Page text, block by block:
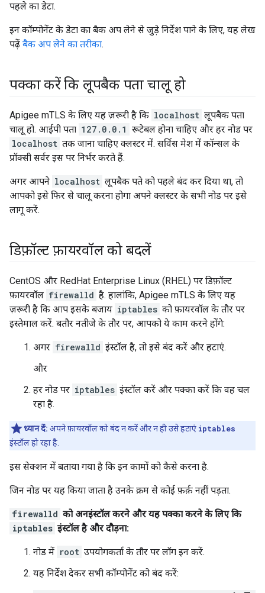
पहले का डेटा.
इन कॉम्पोनेंट के डेटा का बैक अप लेने से जुड़े निर्देश पाने के लिए, यह लेख
पढ़ें बैक अप लेने का तरीका.
पक्का करें कि लूपबैक पता चालू हो
Apigee mTLS के लिए यह ज़रूरी है कि localhost लूपबैक पता
चालू हो. आईपी पता 127.0.0.1 रूटेबल होना चाहिए और हर नोड पर
localhost तक जाना चाहिए क्लस्टर में. सर्विस मेश में कॉन्सल के
प्रॉक्सी सर्वर इस पर निर्भर करते हैं.
अगर आपने localhost लूपबैक पते को पहले बंद कर दिया था, तो
आपको इसे फिर से चालू करना होगा अपने क्लस्टर के सभी नोड पर इसे
लागू करें.
डिफ़ॉल्ट फ़ायरवॉल को बदलें
CentOS और RedHat Enterprise Linux (RHEL) पर डिफ़ॉल्ट
फ़ायरवॉल firewalld है. हालांकि, Apigee mTLS के लिए यह
ज़रूरी है कि आप इसके बजाय iptables को फ़ायरवॉल के तौर पर
इस्तेमाल करें. बतौर नतीजे के तौर पर, आपको ये काम करने होंगे:
अगर firewalld इंस्टॉल है, तो इसे बंद करें और हटाएं.
और
हर नोड पर iptables इंस्टॉल करें और पक्का करें कि वह चल
रहा है.
ध्यान दें: अपने फ़ायरवॉल को बंद न करें और न ही उसे हटाएं iptables
इंस्टॉल हो रहा है.
इस सेक्शन में बताया गया है कि इन कामों को कैसे करना है.
जिन नोड पर यह किया जाता है उनके क्रम से कोई फ़र्क़ नहीं पड़ता.
firewalld को अनइंस्टॉल करने और यह पक्का करने के लिए कि
iptables इंस्टॉल है और दौड़ना:
नोड में root उपयोगकर्ता के तौर पर लॉग इन करें.
यह निर्देश देकर सभी कॉम्पोनेंट को बंद करें: